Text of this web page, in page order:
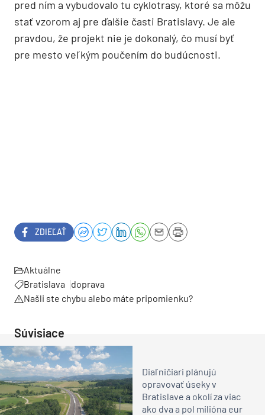
pred ním a vybudovalo tu cyklotrasy, ktoré sa môžu
stať vzorom aj pre ďalšie časti Bratislavy. Je ale
pravdou, že projekt nie je dokonalý, čo musí byť
pre mesto veľkým poučením do budúcnosti.
ZDIEĽAŤ
Aktuálne
Bratislava
doprava
Našli ste chybu alebo máte pripomienku?
Súvisiace
Diaľničiari plánujú
opravovať úseky v
Bratislave a okolí za viac
ako dva a pol milióna eur